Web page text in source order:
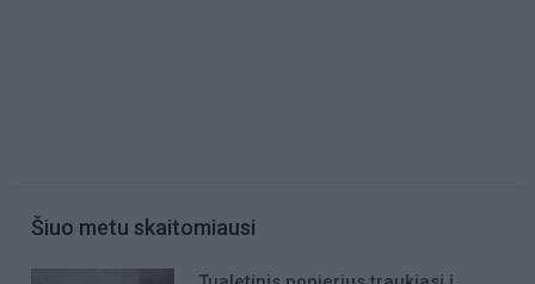
Šiuo metu skaitomiausi